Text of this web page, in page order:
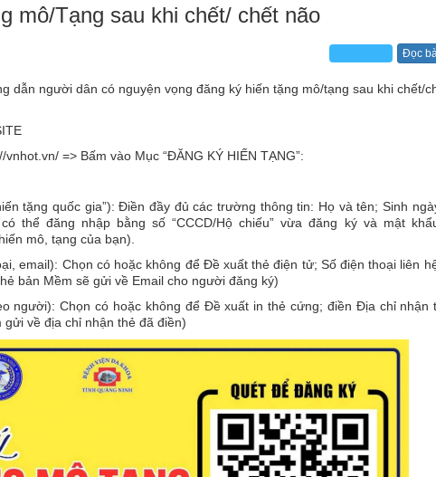
mô/Tạng sau khi chết/ chết não
Đọc
dẫn người dân có nguyện vọng đăng ký hiến tặng mô/tạng sau khi chết/
vnhot.vn/ => Bấm vào Mục “ĐĂNG KÝ HIẾN TẠNG”:
tặng quốc gia”): Điền đầy đủ các trường thông tin: Họ và tên; Sinh
thể đăng nhập bằng số “CCCD/Hộ chiếu” vừa đăng ký và mật
mô, tạng của bạn).
email): Chọn có hoặc không để Đề xuất thẻ điện tử; Số điện thoại liên
bản Mềm sẽ gửi về Email cho người đăng ký)
người): Chọn có hoặc không để Đề xuất in thẻ cứng; điền Địa chỉ nhận
về địa chỉ nhận thẻ đã điền)